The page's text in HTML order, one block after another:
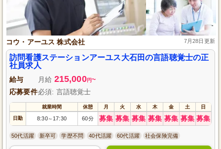
コウ・アーユス 株式会社 7月28日更新
訪問看護ステーションアーユス大石田の言語聴覚士の正
社員求人
給与 月給 215,000円~
応募要件必須: 言語聴覚士
就業時間 休憩 月 火 水 木 金 土 日
日勤 8:30～ 17:30 60分 募集 募集 募集 募集 募集 募集 募集
50代活躍 新卒可 学歴不問 40代活躍 60代活躍 社会保険完備